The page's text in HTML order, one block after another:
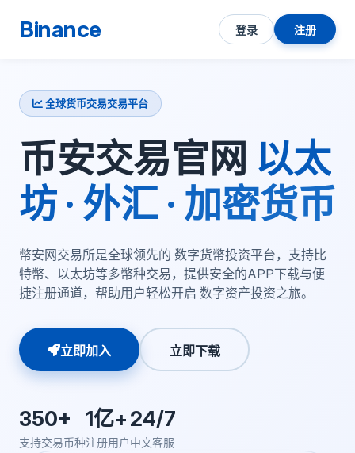
Binance 登录 注册
全球货币交易交易平台
币安交易官网 以太
坊 · 外汇 · 加密货币
幣安网交易所是全球领先的 数字货幣投资平台，支持比
特幣、以太坊等多幣种交易，提供安全的APP下载与便
捷注册通道，帮助用户轻松开启 数字资产投资之旅。
立即加入 立即下载
350+
支持交易币种
1亿+
注册用户
24/7
中文客服